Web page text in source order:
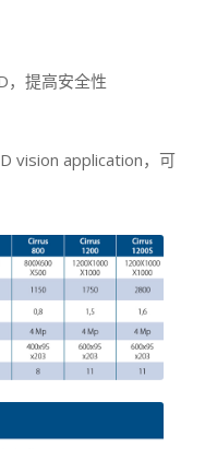
，提高安全性
vision application，可